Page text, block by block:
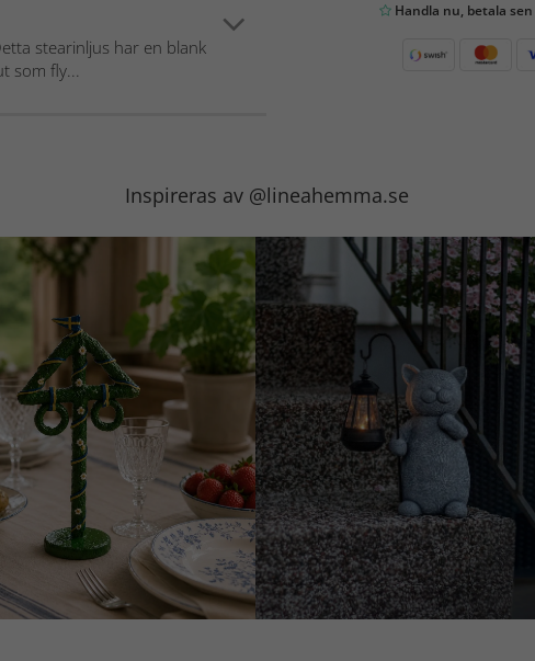
stearinljus har en blank
som fly...
Handla nu, betala sen
Inspireras av @lineahemma.se